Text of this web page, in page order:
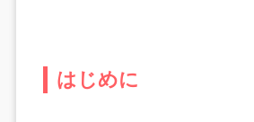
はじめに